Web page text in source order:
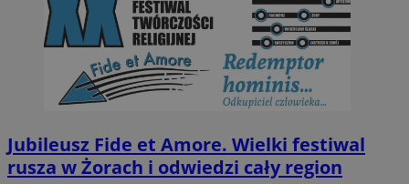
Jubileusz Fide et Amore. Wielki festiwal
rusza w Żorach i odwiedzi cały region